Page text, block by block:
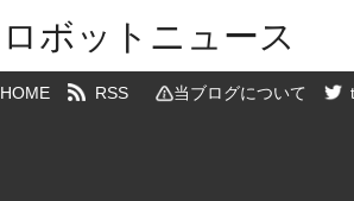
ロボットニュース
HOME RSS 当ブログについて